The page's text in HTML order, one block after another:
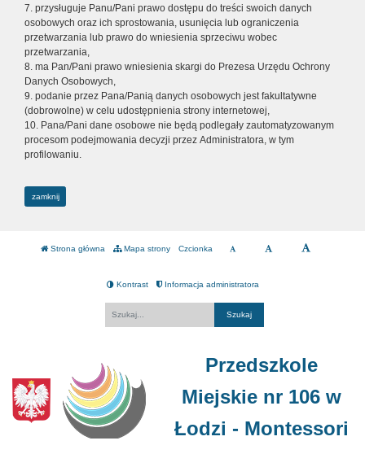
7. przysługuje Panu/Pani prawo dostępu do treści swoich danych
osobowych oraz ich sprostowania, usunięcia lub ograniczenia
przetwarzania lub prawo do wniesienia sprzeciwu wobec
przetwarzania,
8. ma Pan/Pani prawo wniesienia skargi do Prezesa Urzędu Ochrony
Danych Osobowych,
9. podanie przez Pana/Panią danych osobowych jest fakultatywne
(dobrowolne) w celu udostępnienia strony internetowej,
10. Pana/Pani dane osobowe nie będą podlegały zautomatyzowanym
procesom podejmowania decyzji przez Administratora, w tym
profilowaniu.
zamknij
Strona główna Mapa strony Czcionka
Kontrast Informacja administratora
Przedszkole
Miejskie nr 106 w
Łodzi - Montessori